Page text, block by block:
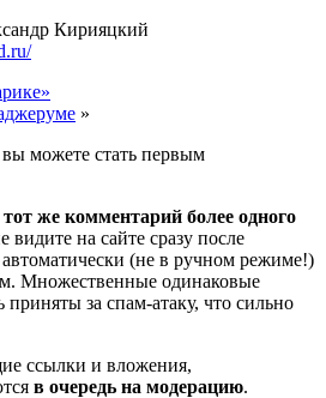
Кирияцкий
»
можете стать первым
же комментарий более одного
видите на сайте сразу после
(не в ручном режиме!)
Множественные одинаковые
за спам-атаку, что сильно
ссылки и вложения,
в очередь на модерацию.